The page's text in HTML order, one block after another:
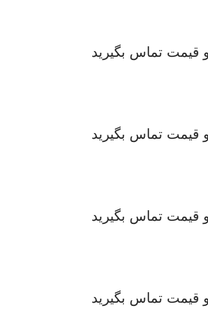
قیمت تماس بگیرید
قیمت تماس بگیرید
قیمت تماس بگیرید
قیمت تماس بگیرید